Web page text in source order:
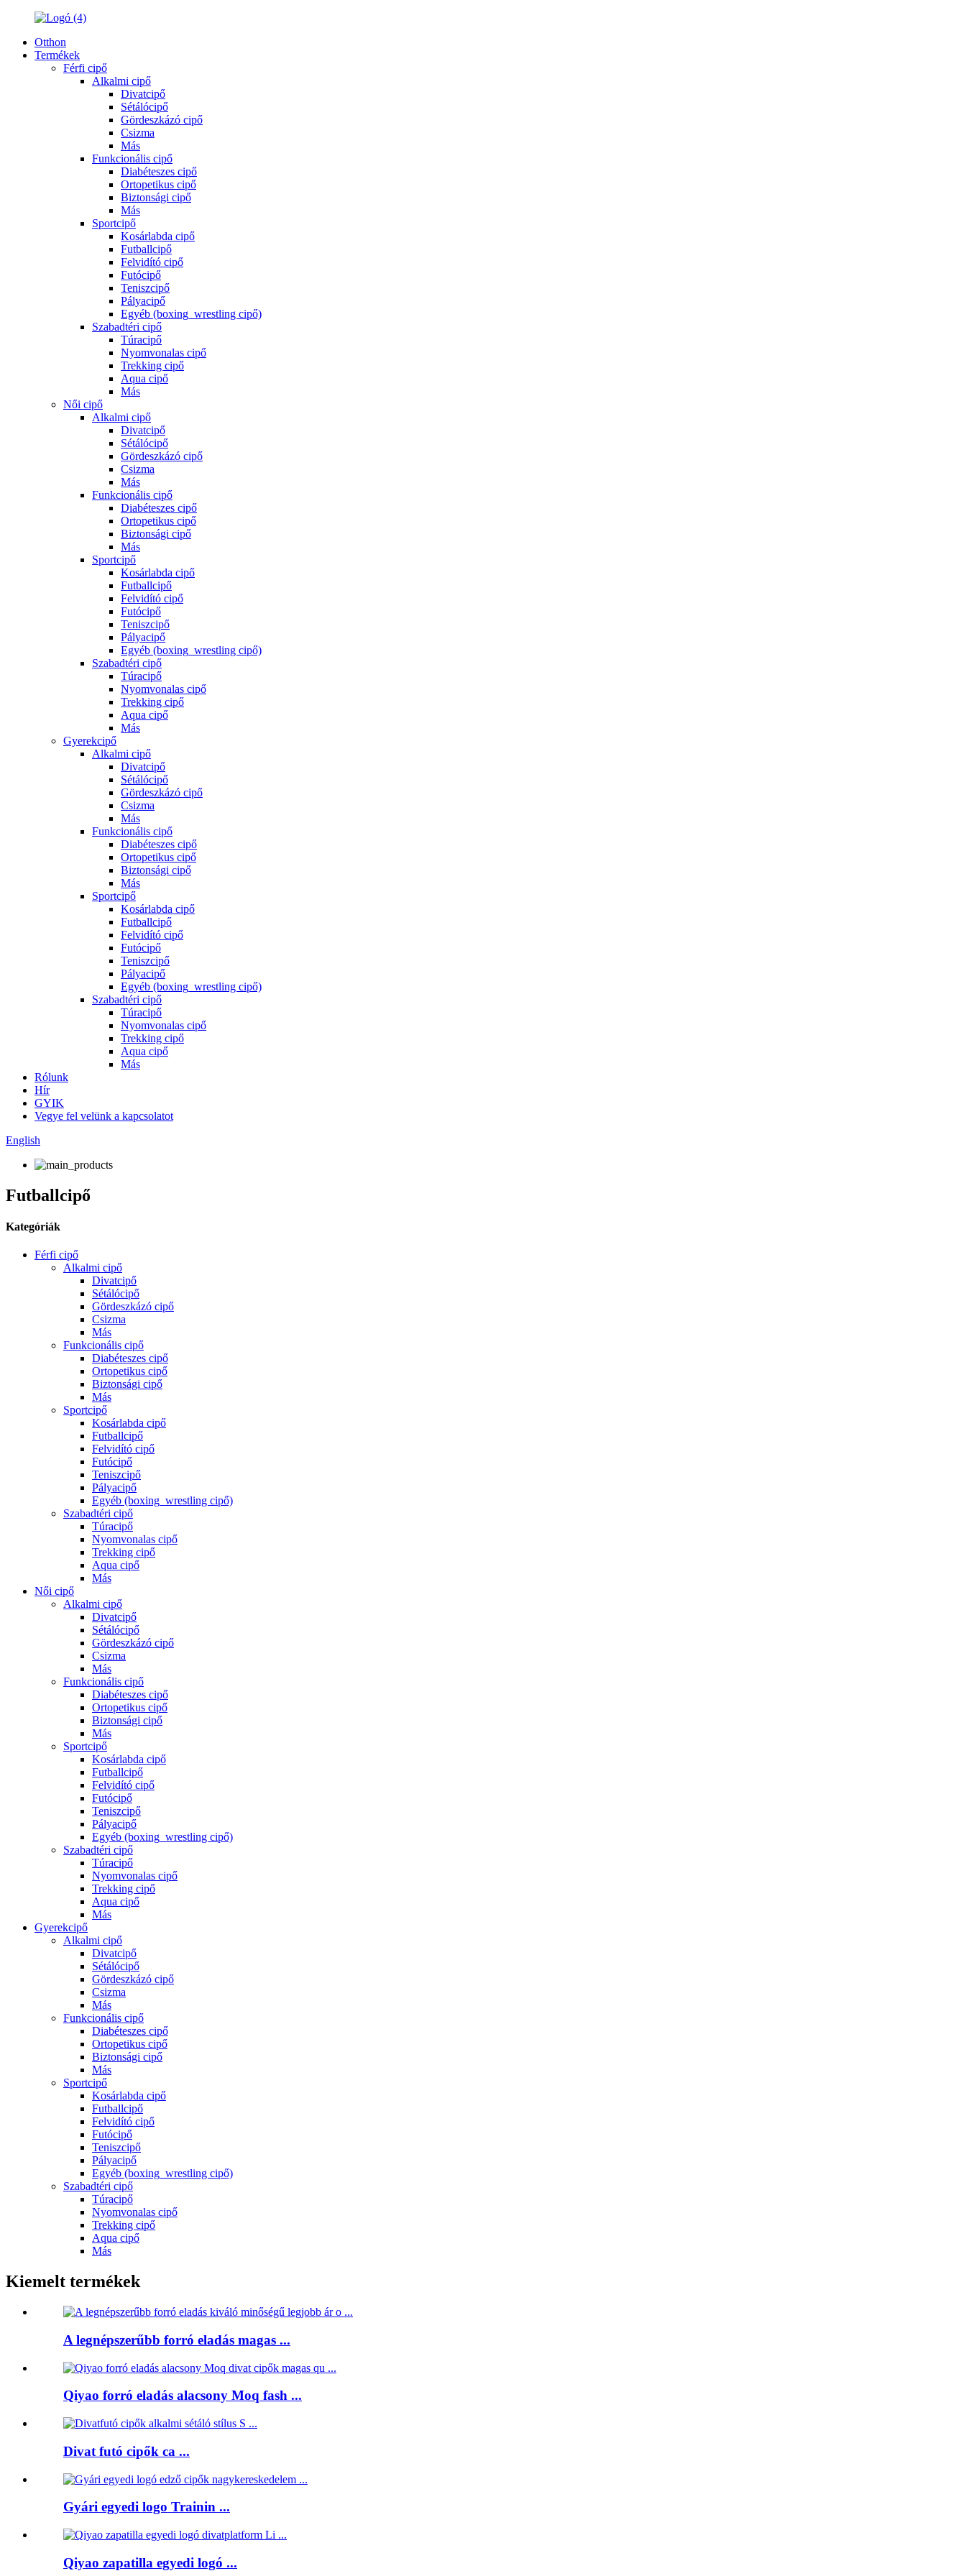
Otthon
Termékek
Férfi cipő
Alkalmi cipő
Divatcipő
Sétálócipő
Gördeszkázó cipő
Csizma
Más
Funkcionális cipő
Diabéteszes cipő
Ortopetikus cipő
Biztonsági cipő
Más
Sportcipő
Kosárlabda cipő
Futballcipő
Felvidító cipő
Futócipő
Teniszcipő
Pályacipő
Egyéb (boxing_wrestling cipő)
Szabadtéri cipő
Túracipő
Nyomvonalas cipő
Trekking cipő
Aqua cipő
Más
Női cipő
Alkalmi cipő
Divatcipő
Sétálócipő
Gördeszkázó cipő
Csizma
Más
Funkcionális cipő
Diabéteszes cipő
Ortopetikus cipő
Biztonsági cipő
Más
Sportcipő
Kosárlabda cipő
Futballcipő
Felvidító cipő
Futócipő
Teniszcipő
Pályacipő
Egyéb (boxing_wrestling cipő)
Szabadtéri cipő
Túracipő
Nyomvonalas cipő
Trekking cipő
Aqua cipő
Más
Gyerekcipő
Alkalmi cipő
Divatcipő
Sétálócipő
Gördeszkázó cipő
Csizma
Más
Funkcionális cipő
Diabéteszes cipő
Ortopetikus cipő
Biztonsági cipő
Más
Sportcipő
Kosárlabda cipő
Futballcipő
Felvidító cipő
Futócipő
Teniszcipő
Pályacipő
Egyéb (boxing_wrestling cipő)
Szabadtéri cipő
Túracipő
Nyomvonalas cipő
Trekking cipő
Aqua cipő
Más
Rólunk
Hír
GYIK
Vegye fel velünk a kapcsolatot
English
Futballcipő
Kategóriák
Férfi cipő
Alkalmi cipő
Divatcipő
Sétálócipő
Gördeszkázó cipő
Csizma
Más
Funkcionális cipő
Diabéteszes cipő
Ortopetikus cipő
Biztonsági cipő
Más
Sportcipő
Kosárlabda cipő
Futballcipő
Felvidító cipő
Futócipő
Teniszcipő
Pályacipő
Egyéb (boxing_wrestling cipő)
Szabadtéri cipő
Túracipő
Nyomvonalas cipő
Trekking cipő
Aqua cipő
Más
Női cipő
Alkalmi cipő
Divatcipő
Sétálócipő
Gördeszkázó cipő
Csizma
Más
Funkcionális cipő
Diabéteszes cipő
Ortopetikus cipő
Biztonsági cipő
Más
Sportcipő
Kosárlabda cipő
Futballcipő
Felvidító cipő
Futócipő
Teniszcipő
Pályacipő
Egyéb (boxing_wrestling cipő)
Szabadtéri cipő
Túracipő
Nyomvonalas cipő
Trekking cipő
Aqua cipő
Más
Gyerekcipő
Alkalmi cipő
Divatcipő
Sétálócipő
Gördeszkázó cipő
Csizma
Más
Funkcionális cipő
Diabéteszes cipő
Ortopetikus cipő
Biztonsági cipő
Más
Sportcipő
Kosárlabda cipő
Futballcipő
Felvidító cipő
Futócipő
Teniszcipő
Pályacipő
Egyéb (boxing_wrestling cipő)
Szabadtéri cipő
Túracipő
Nyomvonalas cipő
Trekking cipő
Aqua cipő
Más
Kiemelt termékek
A legnépszerűbb forró eladás magas ...
Qiyao forró eladás alacsony Moq fash ...
Divat futó cipők ca ...
Gyári egyedi logo Trainin ...
Qiyao zapatilla egyedi logó ...